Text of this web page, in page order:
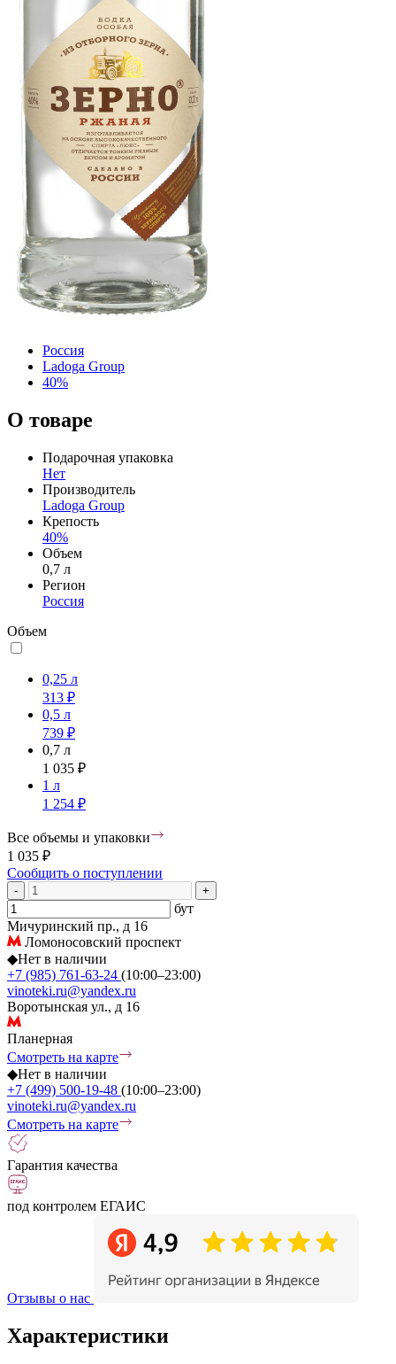
Россия
Ladoga Group
40%
О товаре
Подарочная упаковка
Нет
Производитель
Ladoga Group
Крепость
40%
Объем
0,7 л
Регион
Россия
Объем
0,25 л
313 ₽
0,5 л
739 ₽
0,7 л
1 035 ₽
1 л
1 254 ₽
Все объемы и упаковки
1 035 ₽
Сообщить о поступлении
- +
бут
Мичуринский пр., д 16
Ломоносовский проспект
◆Нет в наличии
+7 (985) 761-63-24 (10:00–23:00)
vinoteki.ru@yandex.ru
Воротынская ул., д 16
Планерная
Смотреть на карте
◆Нет в наличии
+7 (499) 500-19-48 (10:00–23:00)
vinoteki.ru@yandex.ru
Смотреть на карте
Гарантия качества
под контролем ЕГАИС
Отзывы о нас
Характеристики